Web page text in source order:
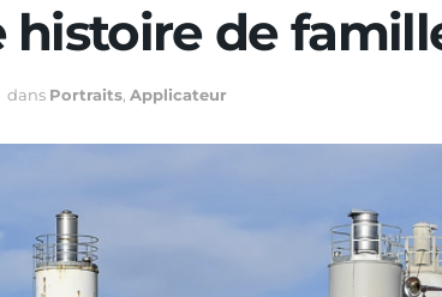
histoire de
dans Portraits Applicateur